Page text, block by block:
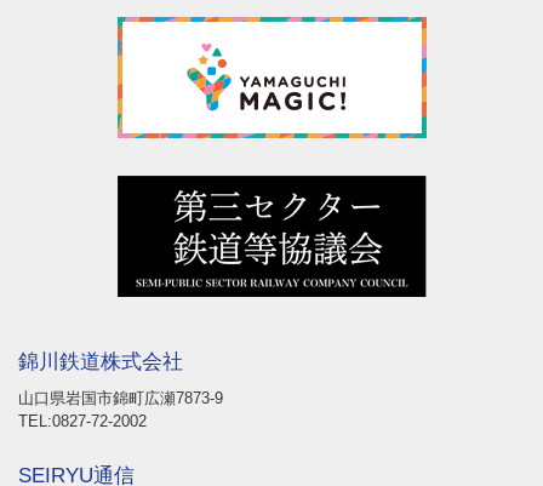
錦川鉄道株式会社
山口県岩国市錦町広瀬7873-9
TEL:0827-72-2002
SEIRYU通信